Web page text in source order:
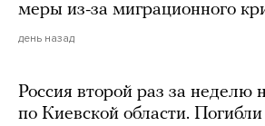
меры из-за миграционного
день назад
Россия второй раз за неделю
по Киевской области.